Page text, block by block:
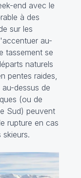
end avec le
à des
sur les
au-
tassement se
naturels
pentes raides,
dessus de
(ou de
Sud) peuvent
rupture en cas
skieurs.